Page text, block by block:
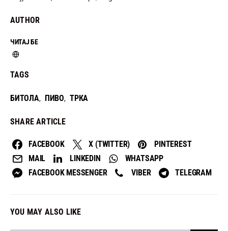
AUTHOR
ЧИТАЈ БЕ
TAGS
БИТОЛА, ПИВО, ТРКА
SHARE ARTICLE
FACEBOOK X (TWITTER)
PINTEREST
MAIL
LINKEDIN
WHATSAPP
FACEBOOK MESSENGER
VIBER TELEGRAM
YOU MAY ALSO LIKE